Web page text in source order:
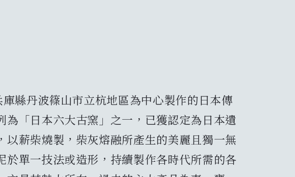
縣丹波篠山市立杭地區為中心製作的日本傳
「日本六大古窯」之一，已獲認定為日本遺
薪柴燒製，柴灰熔融所產生的美麗且獨一無
單一技法或造形，持續製作各時代所需的各